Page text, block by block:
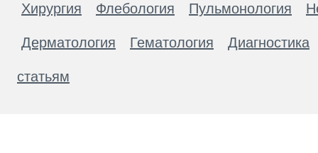
Хирургия Флебология Пульмонология
Дерматология Гематология Диагностика
статьям